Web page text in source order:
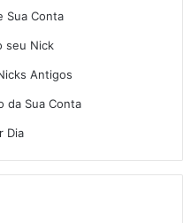
Sua Conta
seu Nick
Antigos
da Sua Conta
Dia